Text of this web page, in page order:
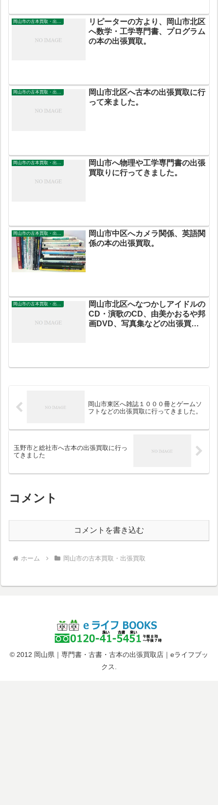
岡山市の古本買取・出張買取
リピーターの方より、岡山市北区
へ数学・工学専門書、プログラム
の本の出張買取。
岡山市の古本買取・出張買取
岡山市北区へ古本の出張買取に行
って来ました。
岡山市の古本買取・出張買取
岡山市へ物理や工学専門書の出張
買取りに行ってきました。
岡山市の古本買取・出張買取
岡山市中区へカメラ関係、英語関
係の本の出張買取。
岡山市の古本買取・出張買取
岡山市北区へなつかしアイドルの
CD・演歌のCD、由美かおるや邦
画DVD、写真集などの出張買
岡山市東区へ雑誌１０００冊とゲームソ
フトなどの出張買取に行ってきました。
玉野市と総社市へ古本の出張買取に行っ
てきました
コメント
コメントを書き込む
ホーム 岡山市の古本買取・出張買取
© 2012 岡山県｜専門書・古書・古本の出張買取店｜eライフブッ
クス.